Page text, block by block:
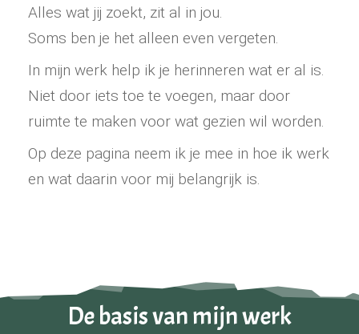
Alles wat jij zoekt, zit al in jou.
Soms ben je het alleen even vergeten.
In mijn werk help ik je herinneren wat er al is.
Niet door iets toe te voegen, maar door
ruimte te maken voor wat gezien wil worden.
Op deze pagina neem ik je mee in hoe ik werk
en wat daarin voor mij belangrijk is.
De basis van mijn werk